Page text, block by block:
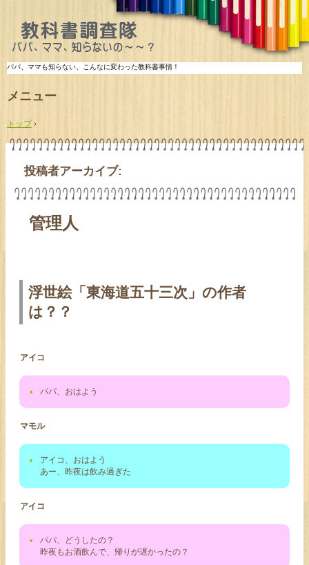
パパ、ママも知らない、こんなに変わった教科書事情！
メニュー
ン
ン
トップ ›
投稿者アーカイブ:
管理人
浮世絵「東海道五十三次」の作者
は？？
アイコ
パパ、おはよう
マモル
アイコ、おはよう
あー、昨夜は飲み過ぎた
アイコ
パパ、どうしたの？
昨夜もお酒飲んで、帰りが遅かったの？